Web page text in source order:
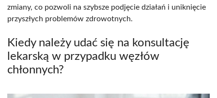
zmiany, co pozwoli na szybsze podjęcie działań i uniknięcie
przyszłych problemów zdrowotnych.
Kiedy należy udać się na konsultację
lekarską w przypadku węzłów
chłonnych?